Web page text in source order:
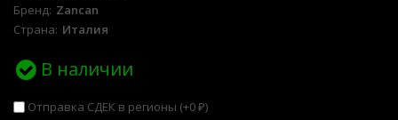
Бренд Zancan
Страна Италия
В наличии
Отправка СДЕК в регионы (+0 ₽)